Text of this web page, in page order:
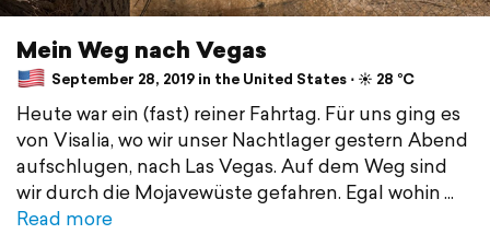
Mein Weg nach Vegas
September 28, 2019 in the United States ⋅ ☀️ 28 °C
Heute war ein (fast) reiner Fahrtag. Für uns ging es
von Visalia, wo wir unser Nachtlager gestern Abend
aufschlugen, nach Las Vegas. Auf dem Weg sind
wir durch die Mojavewüste gefahren. Egal wohin
Read more